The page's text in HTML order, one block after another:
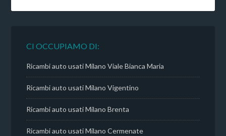
CI OCCUPIAMO DI:
Ricambi auto usati Milano Viale Bianca Maria
Ricambi auto usati Milano Vigentino
Ricambi auto usati Milano Brenta
Ricambi auto usati Milano Cermenate